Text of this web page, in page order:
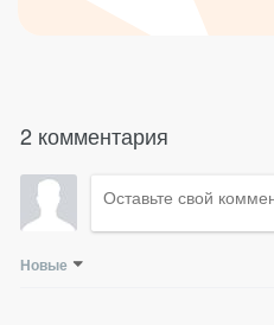
2 комментария
Новые